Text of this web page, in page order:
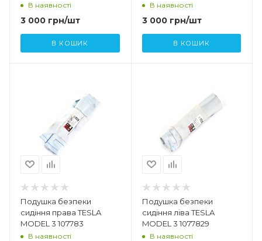
В наявності
3 000 грн/шт
В КОШИК
В наявності
3 000грн/шт
В КОШИК
Подушка безпеки
сидіння права TESLA
MODEL 3 107783
В наявності
Подушка безпеки
сидіння ліва TESLA
MODEL 3 1077829
В наявності